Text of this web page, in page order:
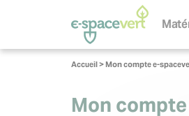
Panneau de gestion des cookies
principale
Vous
Accueil>Mon compte e-
Mon